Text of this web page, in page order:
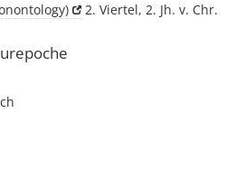
2. Viertel, 2. Jh. v. Chr.